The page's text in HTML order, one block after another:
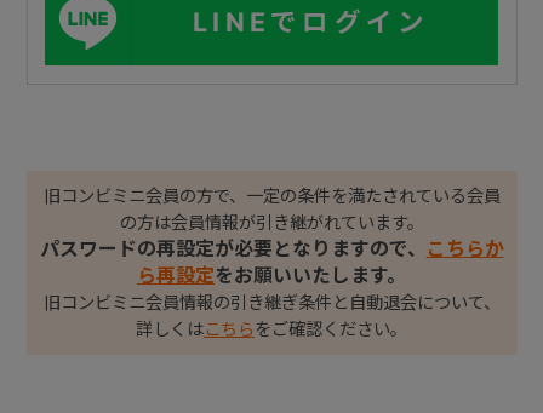
LINEでログイン
旧コンビミニ会員の方で、一定の条件を満たされている会員
の方は会員情報が引き継がれています。
パスワードの再設定が必要となりますので、
こちらか
ら再設定をお願いいたします。
旧コンビミニ会員情報の引き継ぎ条件と自動退会について、
詳しくはこちら をご確認ください。